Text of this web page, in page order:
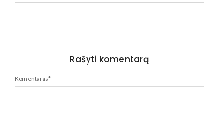
Rašyti komentarą
Komentaras*